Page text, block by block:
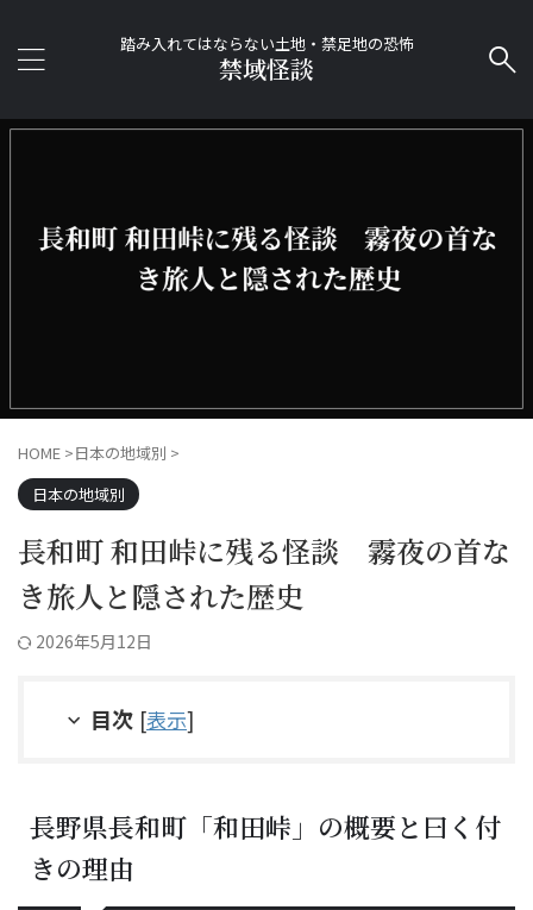
踏み入れてはならない土地・禁足地の恐怖
禁域怪談
HOME >日本の地域別 >
日本の地域別
長和町 和田峠に残る怪談 霧夜の首な
き旅人と隠された歴史
2026年5月12日
目次 [表示]
長野県長和町「和田峠」の概要と曰く付
きの理由